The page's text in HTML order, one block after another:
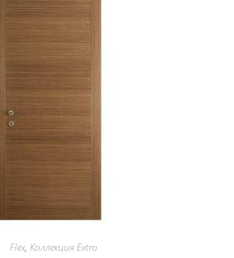
Flex, Коллекция Extro